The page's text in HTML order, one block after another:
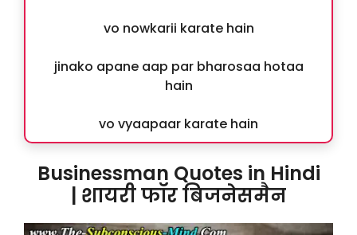
vo nowkarii karate hain
jinako apane aap par bharosaa hotaa
hain
vo vyaapaar karate hain
Businessman Quotes in Hindi
| शायरी फॉर बिजनेसमैन